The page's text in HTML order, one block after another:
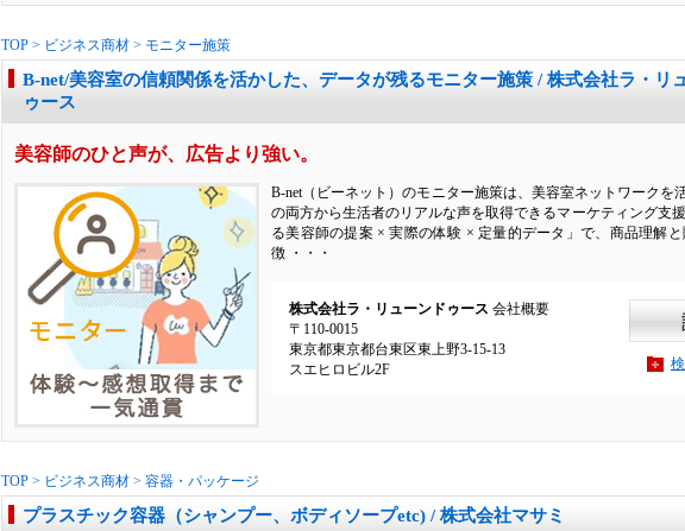
TOP > ビジネス商材 > モニター施策
B-net/美容室の信頼関係を活かした、データが残るモニター施策 / 株式会社ラ・リ
ゥース
美容師のひと声が、広告より強い。
B-net（ビーネット）のモニター施策は、美容室ネットワークを
の両方から生活者のリアルな声を取得できるマーケティング支
る美容師の提案 × 実際の体験 × 定量的データ」で、商品理解
徴 ・・・
株式会社ラ・リューンドゥース 会社概要
〒110-0015
東京都東京都台東区東上野3-15-13
スエヒロビル2F
TOP > ビジネス商材 > 容器・パッケージ
プラスチック容器（シャンプー、ボディソープetc) / 株式会社マサミ